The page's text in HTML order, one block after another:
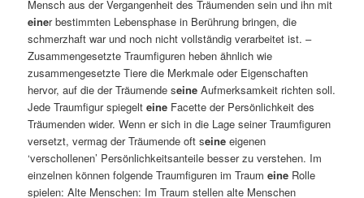
Mensch aus der Vergangenheit des Träumenden sein und ihn mit
einer bestimmten Lebensphase in Berührung bringen, die
schmerzhaft war und noch nicht vollständig verarbeitet ist. –
Zusammengesetzte Traumfiguren heben ähnlich wie
zusammengesetzte Tiere die Merkmale oder Eigenschaften
hervor, auf die der Träumende seine Aufmerksamkeit richten soll.
Jede Traumfigur spiegelteine Facette der Persönlichkeit des
Träumenden wider. Wenn er sich in die Lage seiner Traumfiguren
versetzt, vermag der Träumende oft seine eigenen
‘verschollenen’ Persönlichkeitsanteile besser zu verstehen. Im
einzelnen können folgende Traumfiguren im Traumeine Rolle
spielen: Alte Menschen: Im Traum stellen alte Menschen